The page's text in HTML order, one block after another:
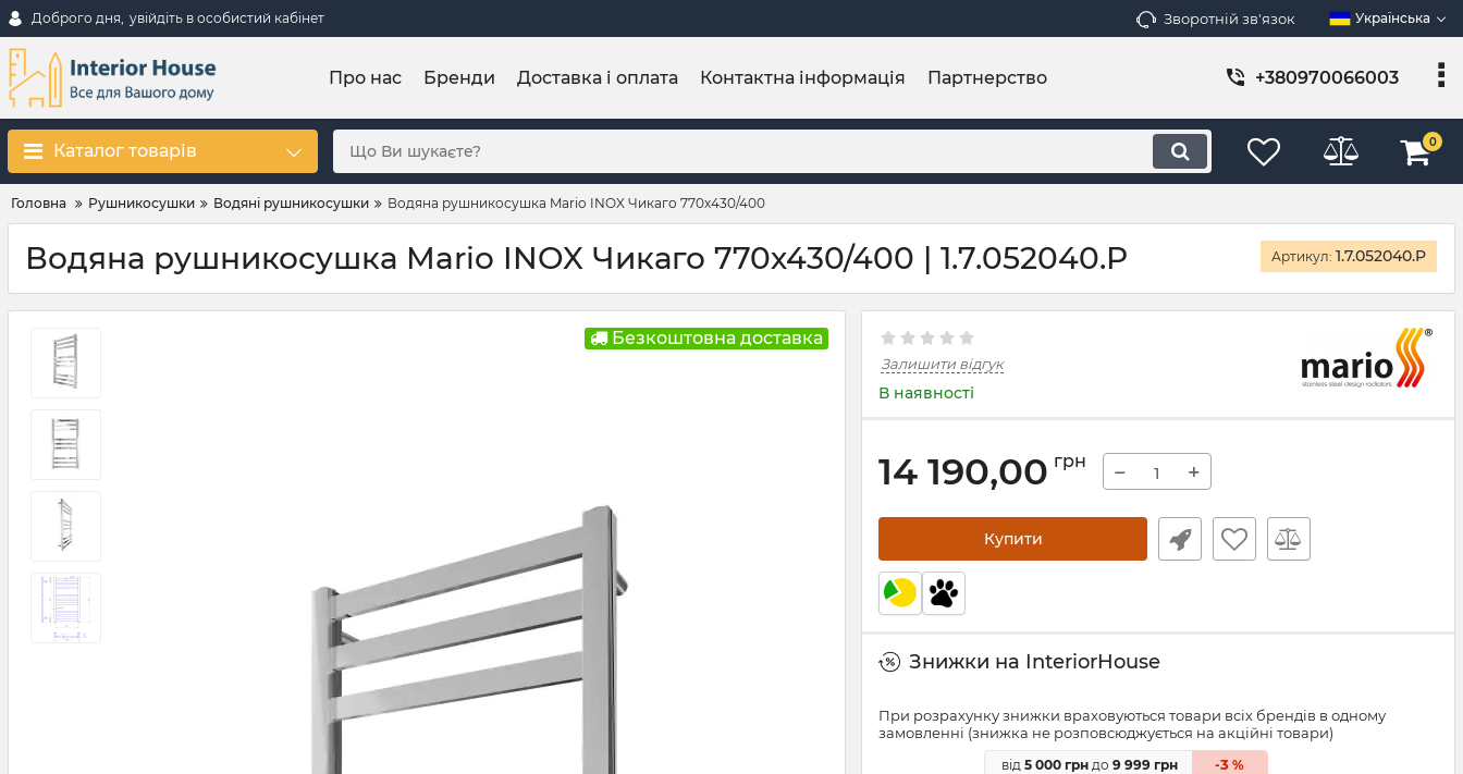
Доброго дня, увійдіть в особистий кабінет Зворотній зв'язок Українська
Про нас Бренди Доставка і оплата Контактна інформація Партнерство +380970066003
Каталог товарів 0
Головна Рушникосушки Водяні рушникосушки Водяна рушникосушка Mario INOX Чикаго 770х430/400
Водяна рушникосушка Mario INOX Чикаго 770х430/400 | 1.7.052040.P Артикул: 1.7.052040.P
Безкоштовна доставка
Залишити відгук
В наявності
14 190,00 грн − +
Купити
Знижки на InteriorHouse
При розрахунку знижки враховуються товари всіх брендів в одному
замовленні (знижка не розповсюджується на акційні товари)
від 5 000 грн до 9 999 грн -3 %